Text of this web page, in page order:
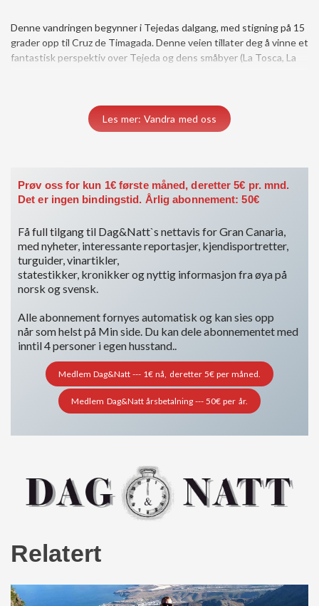
Denne vandringen begynner i Tejedas dalgang, med stigning på 15
grader opp til Cruz de Timagada. Denne veien tillater deg å vinne et
fantastisk perspektiv over Tejeda og dens småbyer (La Tosca, La
Solana, La Degollada og Caìdas grottene), Artenara og Roque
Les mer: Vandra med oss
Prøv oss for kun 1€ første måned, deretter 5€ pr. mnd.
Det er ingen bindingstid. Årlig abonnement: 50€
Få full tilgang til Dag&Natt`s nettavis for Gran Canaria,
med nyheter, interessante reportasjer, kjendisportretter,
turguider, vinartikler,
statestikker, kronikker og nyttig informasjon fra øya på
norsk og svensk.
Alle abonnement fornyes automatisk og kan sies opp
når som helst på Min side. Du kan dele abonnementet med
inntil 4 personer i egen husstand..
Medlem Dag&Natt --- 1€ nå, deretter 5€ per måned.
Medlem Dag&Natt årsbetalning --- 50€ per år.
Relatert